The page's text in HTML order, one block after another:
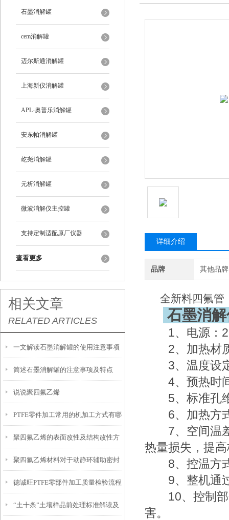
石墨消解罐
cem消解罐
迈尔斯通消解罐
上海新仪消解罐
APL-奥普乐消解罐
安东帕消解罐
屹尧消解罐
元析消解罐
微波消解仪主控罐
支持定制适配原厂仪器
查看更多
相关文章
RELATED ARTICLES
一文解读石墨消解罐的使用注意事项
简述石墨消解罐的注意事项及特点
说说聚四氟乙烯
PTFE零件加工常用的机加工方式有哪
几种？
聚四氟乙烯的表面改性及结构改性方
法
聚四氟乙烯材料对于动静环辅助密封
圈的应用
德诚旺PTFE零部件加工质量检验流程
“土十条”土壤样品前处理标准解读及
详细介绍
品牌 其他品牌
全新料四氟管
石墨消
1、电源：
2、加热材质
3、温度设
4、预热时
5、标准孔维
6、加热方式
7、空间温差
热量损失，提
8、控温方
9、整机通过
10、控制部
害。